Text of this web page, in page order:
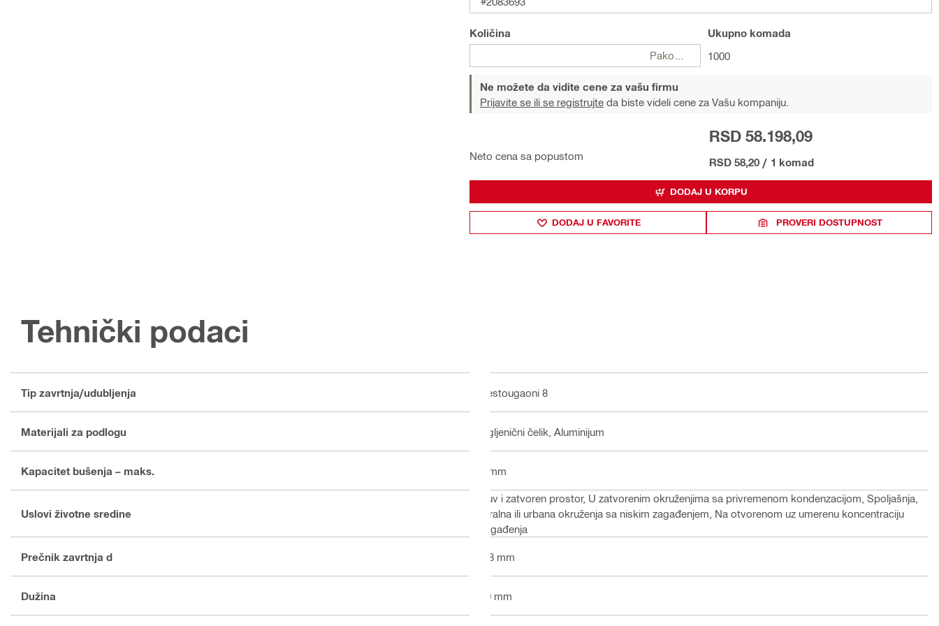
Količina
Ukupno komada
1000
Ne možete da vidite cene za vašu firmu
Prijavite se ili se registrujte da biste videli cene za Vašu kompaniju.
Neto cena sa popustom
RSD 58.198,09
RSD 58,20 / 1 komad
DODAJ U KORPU
DODAJ U FAVORITE PROVERI DOSTUPNOST
Tehnički podaci
Tip zavrtnja/udubljenja Šestougaoni 8
Materijali za podlogu Ugljenični čelik, Aluminijum
Kapacitet bušenja – maks. 2 mm
Uslovi životne sredine
Suv i zatvoren prostor, U zatvorenim okruženjima sa privremenom kondenzacijom, Spoljašnja,
ruralna ili urbana okruženja sa niskim zagađenjem, Na otvorenom uz umerenu koncentraciju
zagađenja
Prečnik zavrtnja d 4.8 mm
Dužina 20 mm